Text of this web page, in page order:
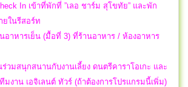
In เข้าที่พักที่ ”เลอ ชาร์ม สุโขทัย” และพัก
ในรีสอร์ท
อาหารเย็น (มื้อที่ 3) ที่ร้านอาหาร / ห้องอาหาร
วมสนุกสนานกับงานเลี้ยง ดนตรีคาราโอเกะ และ
มงาน เอจิเลนต์ ทัวร์ (ถ้าต้องการโปรแกรมนี้เพิ่ม)